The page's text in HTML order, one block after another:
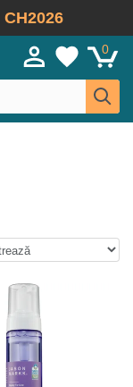
CH2026
0